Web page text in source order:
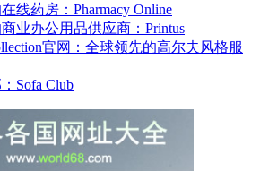
线药房：Pharmacy Online
业办公用品供应商：Printus
官网：全球领先的高尔夫风格服
Sofa Club